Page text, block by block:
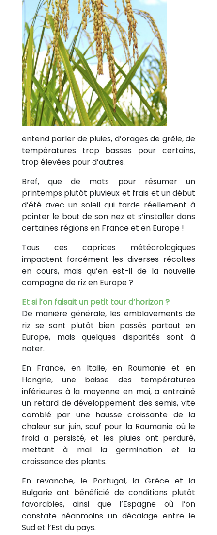
entend parler de pluies, d’orages de grêle, de
températures trop basses pour certains,
trop élevées pour d’autres.
Bref, que de mots pour résumer un
printemps plutôt pluvieux et frais et un début
d’été avec un soleil qui tarde réellement à
pointer le bout de son nez et s’installer dans
certaines régions en France et en Europe !
Tous ces caprices météorologiques
impactent forcément les diverses récoltes
en cours, mais qu’en est-il de la nouvelle
campagne de riz en Europe ?
Et si l’on faisait un petit tour d’horizon ?
De manière générale, les emblavements de
riz se sont plutôt bien passés partout en
Europe, mais quelques disparités sont à
noter.
En France, en Italie, en Roumanie et en
Hongrie, une baisse des températures
inférieures à la moyenne en mai, a entrainé
un retard de développement des semis, vite
comblé par une hausse croissante de la
chaleur sur juin, sauf pour la Roumanie où le
froid a persisté, et les pluies ont perduré,
mettant à mal la germination et la
croissance des plants.
En revanche, le Portugal, la Grèce et la
Bulgarie ont bénéficié de conditions plutôt
favorables, ainsi que l’Espagne où l’on
constate néanmoins un décalage entre le
Sud et l’Est du pays.